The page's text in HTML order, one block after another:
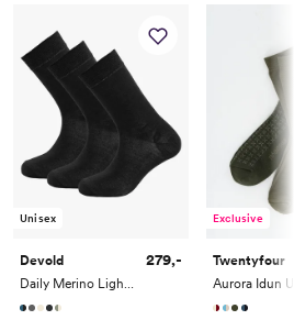
Unisex
Devold
279,-
Exclusive
Twentyfour